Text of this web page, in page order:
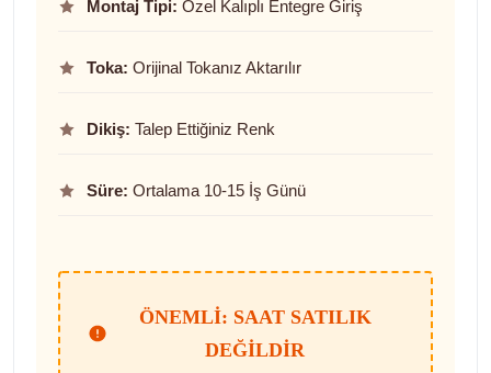
Montaj Tipi: Özel Kalıplı Entegre Giriş
Toka: Orijinal Tokanız Aktarılır
Dikiş: Talep Ettiğiniz Renk
Süre: Ortalama 10-15 İş Günü
ÖNEMLI: SAAT SATILIK
DEĞILDIR